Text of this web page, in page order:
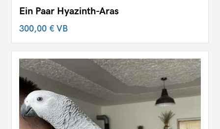
Ein Paar Hyazinth-Aras
300,00 €VB